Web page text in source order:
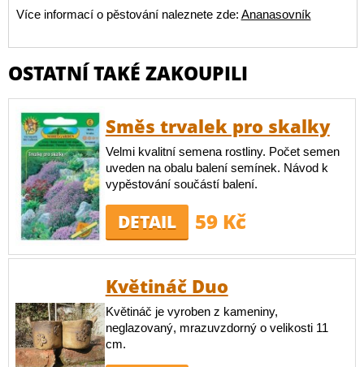
Více informací o pěstování naleznete zde: Ananasovník
OSTATNÍ TAKÉ ZAKOUPILI
Směs trvalek pro skalky
Velmi kvalitní semena rostliny. Počet semen
uveden na obalu balení semínek. Návod k
vypěstování součástí balení.
DETAIL 59 Kč
Květináč Duo
Květináč je vyroben z kameniny,
neglazovaný, mrazuvzdorný o velikosti 11
cm.